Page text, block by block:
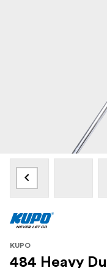
KUPO
484 Heavy